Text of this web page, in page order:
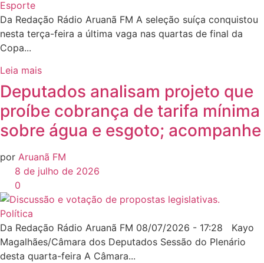
Esporte
Da Redação Rádio Aruanã FM A seleção suíça conquistou
nesta terça-feira a última vaga nas quartas de final da
Copa...
Leia mais
Deputados analisam projeto que
proíbe cobrança de tarifa mínima
sobre água e esgoto; acompanhe
por Aruanã FM
8 de julho de 2026
0
Política
Da Redação Rádio Aruanã FM 08/07/2026 - 17:28 Kayo
Magalhães/Câmara dos Deputados Sessão do Plenário
desta quarta-feira A Câmara...